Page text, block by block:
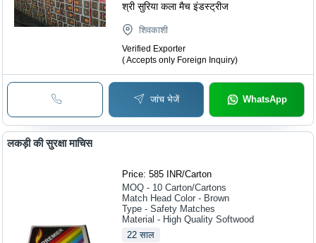
श्री सुरिया कला मैच इंडस्ट्रीज
शिवकाशी
Verified Exporter
( Accepts only Foreign Inquiry)
जांच भेजें WhatsApp
लकड़ी की सुरक्षा माचिस
Price: 585 INR/Carton
MOQ - 10 Carton/Cartons
Match Head Color - Brown
Type - Safety Matches
Material - High Quality Softwood
22 साल